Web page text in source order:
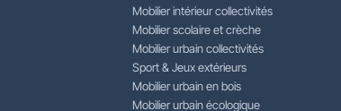
Mobilier intérieur collectivités
Mobilier scolaire et crèche
Mobilier urbain collectivités
Sport & Jeux extérieurs
Mobilier urbain en bois
Mobilier urbain écologique